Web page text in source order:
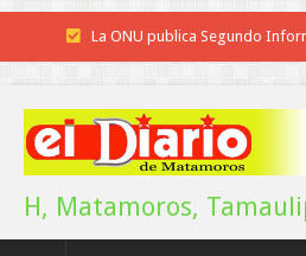
La ONU publica Segundo
Funcionarios,
Alberto
H, Matamoros,